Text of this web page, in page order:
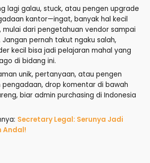
lagi galau, stuck, atau pengen upgrade
kantor—ingat, banyak hal kecil
mulai dari pengetahuan vendor sampai
Jangan pernah takut ngaku salah,
kecil bisa jadi pelajaran mahal yang
di bidang ini.
unik, pertanyaan, atau pengen
pengadaan, drop komentar di bawah
biar admin purchasing di Indonesia
Secretary Legal: Serunya Jadi
Andal!